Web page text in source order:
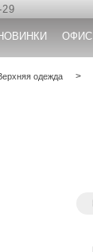
29
ОФИС
одежда